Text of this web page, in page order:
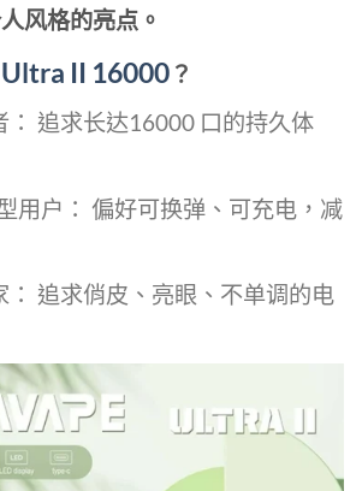
风格的亮点。
II 16000 ？
追求长达16000 口的持久体
用户： 偏好可换弹、可充电，减
追求俏皮、亮眼、不单调的电